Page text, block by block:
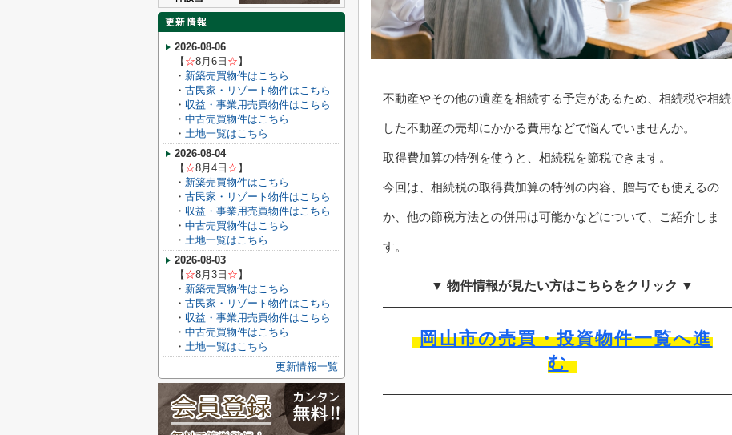
不動産やその他の遺産を相続する予定があるため、相続税や相続
した不動産の売却にかかる費用などで悩んでいませんか。
取得費加算の特例を使うと、相続税を節税できます。
今回は、相続税の取得費加算の特例の内容、贈与でも使えるの
か、他の節税方法との併用は可能かなどについて、ご紹介しま
す。
▼ 物件情報が見たい方はこちらをクリック ▼
岡山市の売買・投資物件一覧へ進
む
2026-08-06
【 ☆8月6 日 ☆ 】
・ 新築売買物件はこちら
・ 古民家・リゾート物件はこちら
・ 収益・事業用売買物件はこちら
・ 中古売買物件はこちら
・ 土地一覧はこちら
2026-08-04
【 ☆8月4 日 ☆ 】
・ 新築売買物件はこちら
・ 古民家・リゾート物件はこちら
・ 収益・事業用売買物件はこちら
・ 中古売買物件はこちら
・ 土地一覧はこちら
2026-08-03
【 ☆8月3 日 ☆ 】
・ 新築売買物件はこちら
・ 古民家・リゾート物件はこちら
・ 収益・事業用売買物件はこちら
・ 中古売買物件はこちら
・ 土地一覧はこちら
更新情報一覧